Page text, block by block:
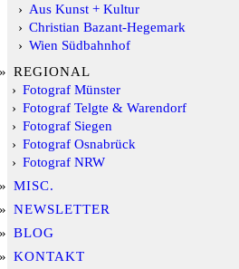
Aus Kunst + Kultur
Christian Bazant-Hegemark
Wien Südbahnhof
REGIONAL
Fotograf Münster
Fotograf Telgte & Warendorf
Fotograf Siegen
Fotograf Osnabrück
Fotograf NRW
MISC.
NEWSLETTER
BLOG
KONTAKT